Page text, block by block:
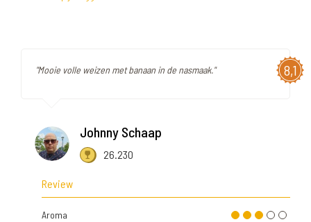
8,1
"Mooie volle weizen met banaan in de nasmaak."
Johnny Schaap
26.230
Review
Aroma